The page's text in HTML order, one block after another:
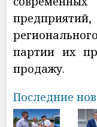
партии их
продажу.
Последние